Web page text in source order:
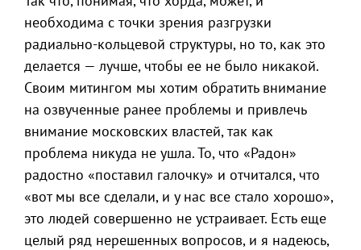
необходима с точки зрения разгрузки
радиально-кольцевой структуры, но то, как это
делается — лучше, чтобы ее не было никакой.
Своим митингом мы хотим обратить внимание
на озвученные ранее проблемы и привлечь
внимание московских властей, так как
проблема никуда не ушла. То, что «Радон»
радостно «поставил галочку» и отчитался, что
«вот мы все сделали, и у нас все стало хорошо»,
это людей совершенно не устраивает. Есть еще
целый ряд нерешенных вопросов, и я надеюсь,